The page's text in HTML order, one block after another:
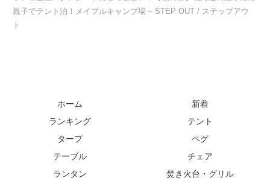
親子でテント泊！メイプルキャンプ場 – STEP OUT / ステップアウ
ト
ホーム
新着
ランキング
テント
タープ
ペグ
テーブル
チェア
ランタン
焚き火台・グリル